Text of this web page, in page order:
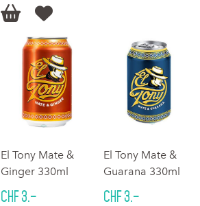
 
El Tony Mate &
Ginger 330ml
CHF 3.–
El Tony Mate &
Guarana 330ml
CHF 3.–